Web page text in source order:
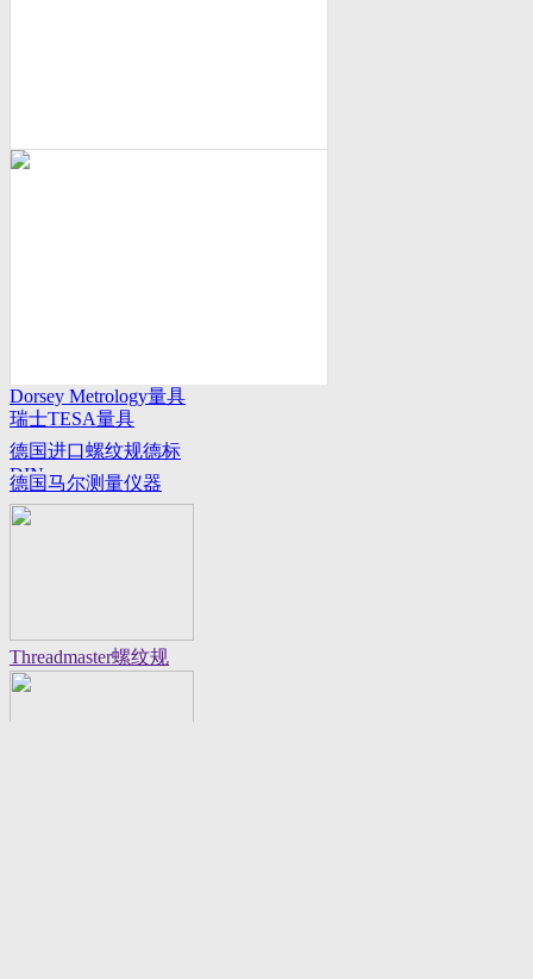
Dorsey Metrology量具
系列
瑞士TESA量具
德国进口螺纹规德标
DIN
德国马尔测量仪器
Threadmaster螺纹规